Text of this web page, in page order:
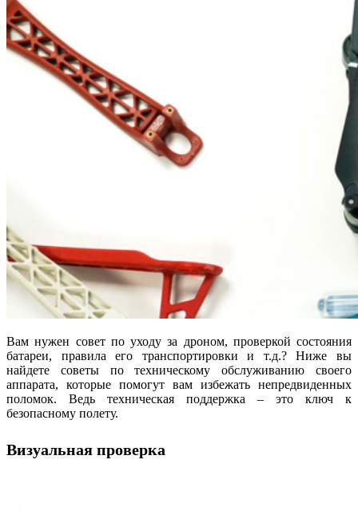
Вам нужен совет по уходу за дроном, проверкой состояния
батареи, правила его транспортировки и т.д.? Ниже вы
найдете советы по техническому обслуживанию своего
аппарата, которые помогут вам избежать непредвиденных
поломок. Ведь техническая поддержка – это ключ к
безопасному полету.
Визуальная проверка